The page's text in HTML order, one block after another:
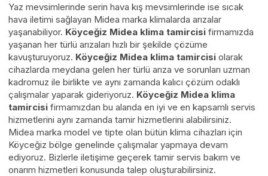
Yaz mevsimlerinde serin hava kış mevsimlerinde ise sıcak
hava iletimi sağlayan Midea marka klimalarda arızalar
yaşanabiliyor. Köyceğiz Midea klima tamircisi firmamızda
yaşanan her türlü arızaları hızlı bir şekilde çözüme
kavuşturuyoruz. Köyceğiz Midea klima tamircisi olarak
cihazlarda meydana gelen her türlü arıza ve sorunları uzman
kadromuz ile birlikte ve aynı zamanda kalıcı çözüm odaklı
çalışmalar yaparak gideriyoruz. Köyceğiz Midea klima
tamircisi firmamızdan bu alanda en iyi ve en kapsamlı servis
hizmetlerini aynı zamanda tamir hizmetlerini alabilirsiniz.
Midea marka model ve tipte olan bütün klima cihazları için
Köyceğiz bölge genelinde çalışmalar yapmaya devam
ediyoruz. Bizlerle iletişime geçerek tamir servis bakım ve
onarım hizmetleri konusunda talep oluşturabilirsiniz.